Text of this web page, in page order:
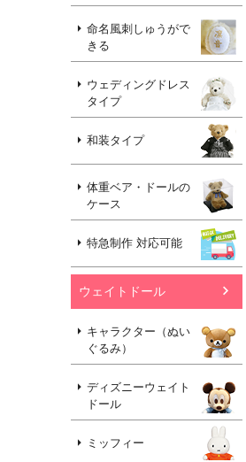
命名風刺しゅうがで
きる
ウェディングドレス
タイプ
和装タイプ
体重ベア・ドールの
ケース
特急制作 対応可能
ウェイトドール
キャラクター（ぬい
ぐるみ）
ディズニーウェイト
ドール
ミッフィー